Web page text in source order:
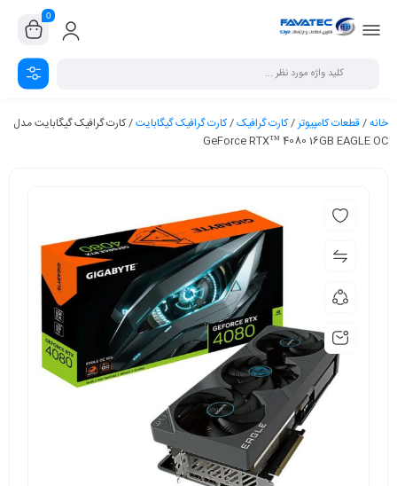
0
خانه/قطعات کامپیوتر/کارت گرافیک/کارت گرافیک گیگابایت/ کارت گرافیک گیگابایت مدل
GeForce RTX™ 4080 16GB EAGLE OC